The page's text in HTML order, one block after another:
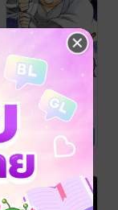
GINTAMA!! กิน
ทามะ เล่ม 63
Hideaki Sorachi
Siam Inter Comics
การ์ตูนทั่วไป
No Rating